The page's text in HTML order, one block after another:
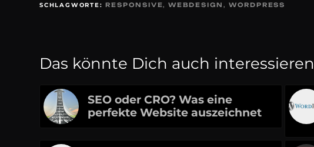
SCHLAGWORTE: RESPONSIVE,WEBDESIGN , WORDPRESS
Das könnte Dich auch interessieren
SEO oder CRO? Was eine
perfekte Website auszeichnet